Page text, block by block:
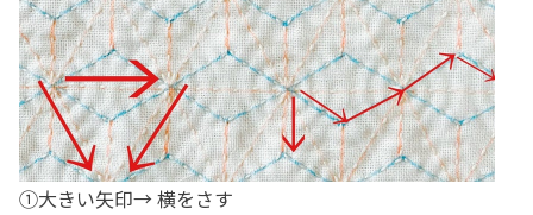
①大きい矢印→ 横をさす